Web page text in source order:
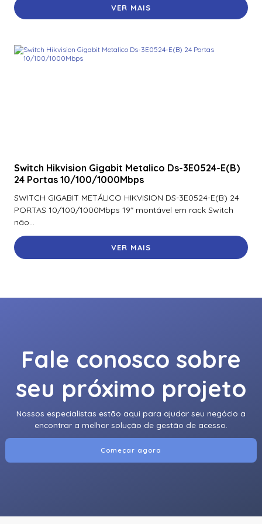
900Ntnnek00000 | Assa Abloy | Leitor de Proximidade HId
Iclass se R10 900Ntnnek00000
900Pbnnek20000 | Assa Abloy | Leitor De Proximidade
Rp10
920Nbnnek20000 | Assa Abloy | Leitor De Proximidade
920Nmnnekma001 | Assa Abloy | Leitor De Proximidade
R40
920Nsnnek20000 | Assa Abloy | Leitor De Proximidade
R40
920Pmntekma003 | Assa Abloy | Leitor De Proximidade
Rp40
920Ptnnek00000 | Assa Abloy | Leitor De Proximidade Se
Rp40
921Nbnnek20000 | Assa Abloy | Leitor De Proximidade
921Nmnnekma002 | Assa Abloy | Leitor De Proximidade
Rk40
921Ntnnek00000 | Assa Abloy | Leitor De Proximidade
VER MAIS
Switch Hikvision Gigabit Metalico Ds-3E0524-E(B)
24 Portas 10/100/1000Mbps
SWITCH GIGABIT METÁLICO HIKVISION DS-3E0524-E(B) 24
PORTAS 10/100/1000Mbps 19″ montável em rack Switch
não...
VER MAIS
Fale conosco sobre
seu próximo projeto
Nossos especialistas estão aqui para ajudar seu negócio a
encontrar a melhor solução de gestão de acesso.
Começar agora